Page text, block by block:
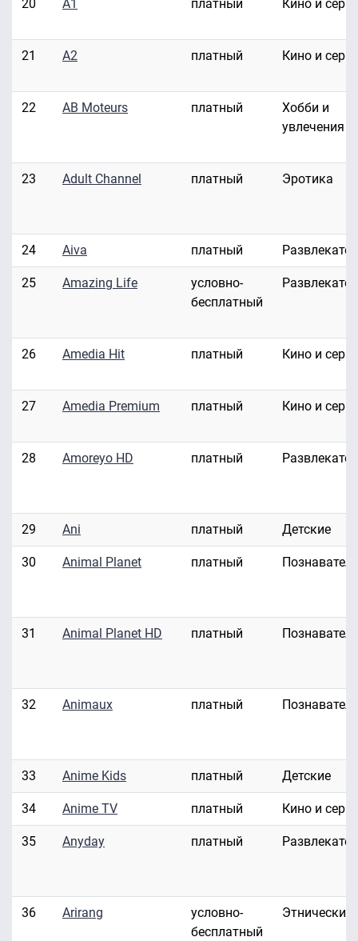
20 A1 платный Кино и
21 A2 платный Кино и
22 AB Moteurs платный
Хобби и
увлечения
23 Adult Channel платный Эротика
24 Aiva платный
25 Amazing Life
условно-
бесплатный
26 Amedia Hit платный Кино и
27 Amedia Premium платный Кино и
28 Amoreyo HD платный
29 Ani платный Детские
30 Animal Planet платный
31 Animal Planet HD платный
32 Animaux платный
33 Anime Kids платный Детские
34 Anime TV платный Кино и
35 Anyday платный
36 Arirang
условно-
бесплатный
Этнические